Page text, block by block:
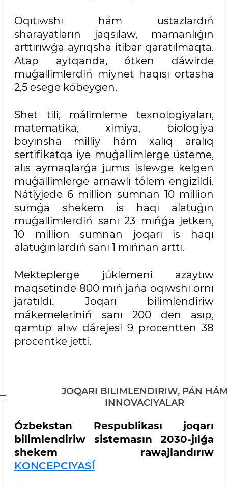
Oqıtıwshı hám ustazlardıń
sharayatların jaqsılaw, mamanlıǵın
arttırıwǵa ayrıqsha itibar qaratılmaqta.
Atap aytqanda, ótken dáwirde
muǵallimlerdiń miynet haqısı ortasha
2,5 esege kóbeygen.
Shet tili, málimleme texnologiyaları,
matematika, ximiya, biologiya
boyınsha milliy hám xalıq aralıq
sertifikatqa iye muǵallimlerge ústeme,
alıs aymaqlarǵa jumıs islewge kelgen
muǵallimlerge arnawlı tólem engizildi.
Nátiyjede 6 million sumnan 10 million
sumǵa shekem is haqı alatuǵın
muǵallimlerdiń sanı 23 mıńǵa jetken,
10 million sumnan joqarı is haqı
alatuǵınlardıń sanı 1 mıńnan arttı.
Mekteplerge júklemeni azaytıw
maqsetinde 800 mıń jańa oqıwshı ornı
jaratıldı. Joqarı bilimlendiriw
mákemeleriniń sanı 200 den asıp,
qamtıp alıw dárejesi 9 procentten 38
procentke jetti.
JOQARI BILIMLENDIRIW, PÁN HÁM
INNOVACIYALAR
Ózbekstan Respublikası joqarı
bilimlendiriw sistemasın 2030-jılǵa
shekem rawajlandırıw
KONCEPCIYASÍ